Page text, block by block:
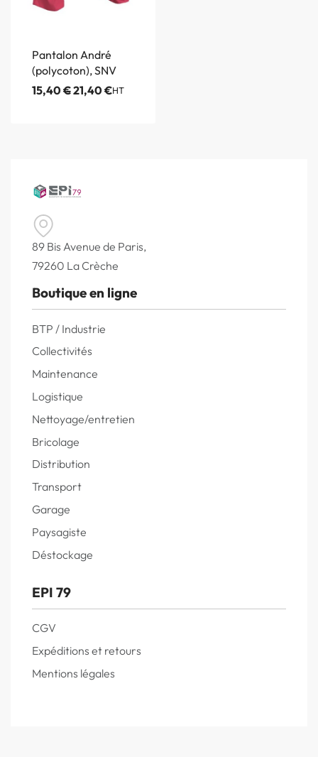
Pantalon André
(polycoton), SNV
15,40€21,40€HT
89 Bis Avenue de Paris,
79260 La Crèche
Boutique en ligne
BTP / Industrie
Collectivités
Maintenance
Logistique
Nettoyage/entretien
Bricolage
Distribution
Transport
Garage
Paysagiste
Déstockage
EPI 79
CGV
Expéditions et retours
Mentions légales